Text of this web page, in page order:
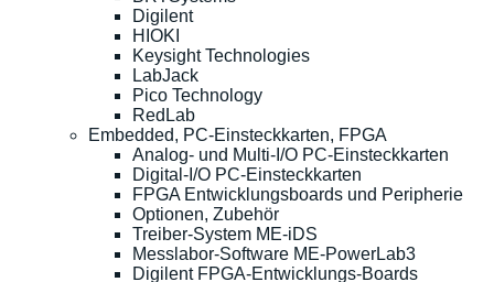
Digilent
HIOKI
Keysight Technologies
LabJack
Pico Technology
RedLab
Embedded, PC-Einsteckkarten, FPGA
Analog- und Multi-I/O PC-Einsteckkarten
Digital-I/O PC-Einsteckkarten
FPGA Entwicklungsboards und Peripherie
Optionen, Zubehör
Treiber-System ME-iDS
Messlabor-Software ME-PowerLab3
Digilent FPGA-Entwicklungs-Boards